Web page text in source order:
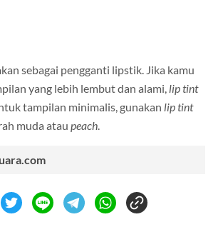
sebagai pengganti lipstik. Jika kamu
yang lebih lembut dan alami, lip tint
tampilan minimalis, gunakan lip tint
muda atau peach